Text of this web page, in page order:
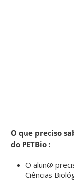
O que preciso
do PETBio :
O alun@
Ciências